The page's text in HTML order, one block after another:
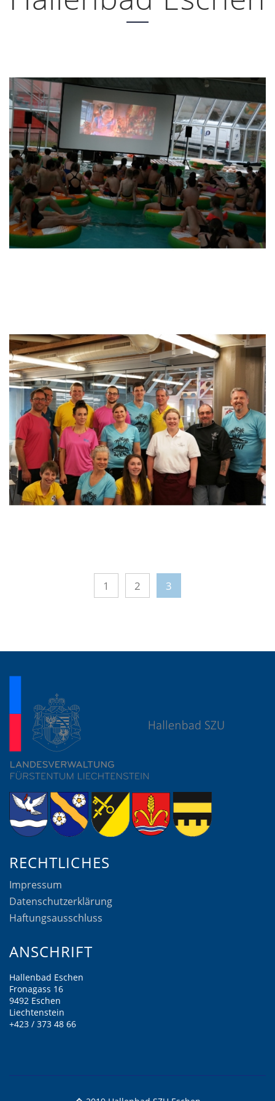
1 2 3
RECHTLICHES
Impressum
Datenschutzerklärung
Haftungsausschluss
ANSCHRIFT
Hallenbad Eschen
Fronagass 16
9492 Eschen
Liechtenstein
+423 / 373 48 66